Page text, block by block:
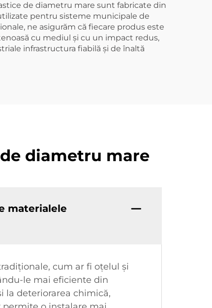
de diametru mare sunt fabricate din
pentru sisteme municipale de
ne asigurăm că fiecare produs este
cu mediul și cu un impact redus,
infrastructura fiabilă și de înaltă
diametru mare
materialele
cum ar fi oțelul și
le mai eficiente din
la deteriorarea chimică,